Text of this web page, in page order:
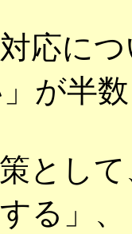
応に
が半
とし
る」